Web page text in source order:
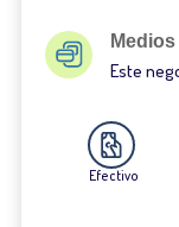
Este
Efectivo